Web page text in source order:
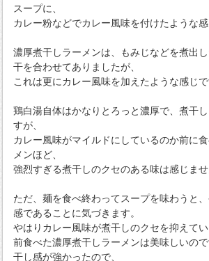
スープに、
カレー粉などでカレー風味を付けたような感
濃厚煮干しラーメンは、もみじなどを煮出
干を合わせてありましたが、
これは更にカレー風味を加えたような感じで
鶏白湯自体はかなりとろっと濃厚で、煮干
すが、
カレー風味がマイルドにしているのか前に
メンほど、
強烈すぎる煮干しのクセのある味は感じませ
ただ、麺を食べ終わってスープを味わうと
感であることに気づきます。
やはりカレー風味が煮干しのクセを抑えてい
前食べた濃厚煮干しラーメンは美味しいの
干し感が強かったので、